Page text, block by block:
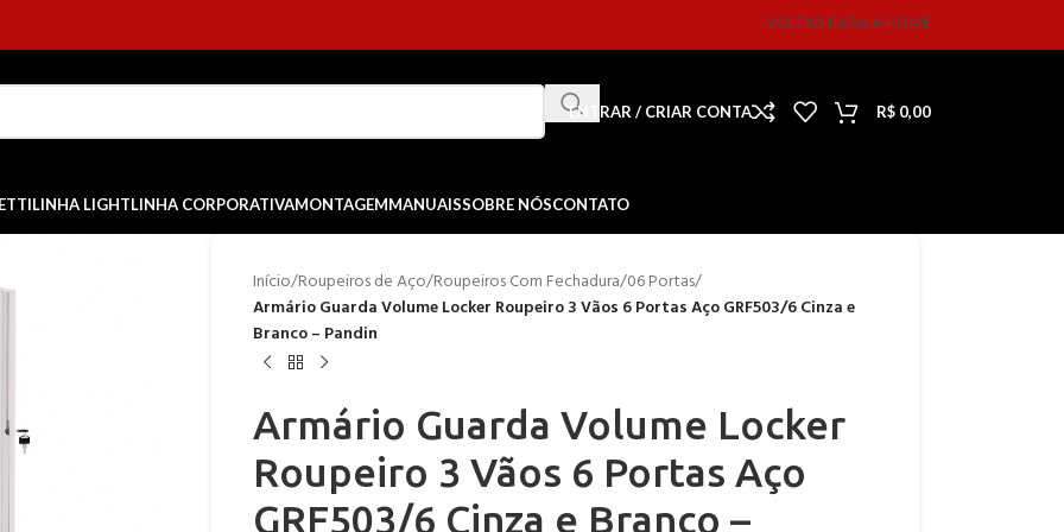
VOLTAR PARA A HOME
ENTRAR / CRIAR CONTA R$ 0,00
LINHA LIGHTLINHA CORPORATIVAMONTAGEMMANUAISSOBRE NÓSCONTATO
Início/Roupeiros de Aço/Roupeiros Com Fechadura/06 Portas/
Armário Guarda Volume Locker Roupeiro 3 Vãos 6 Portas Aço GRF503/6 Cinza e
Branco – Pandin
Armário Guarda Volume Locker
Roupeiro 3 Vãos 6 Portas Aço
GRF503/6 Cinza e Branco –